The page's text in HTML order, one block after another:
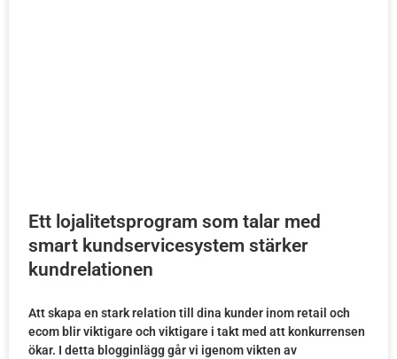
Ett lojalitetsprogram som talar med
smart kundservicesystem stärker
kundrelationen
Att skapa en stark relation till dina kunder inom retail och
ecom blir viktigare och viktigare i takt med att konkurrensen
ökar. I detta blogginlägg går vi igenom vikten av